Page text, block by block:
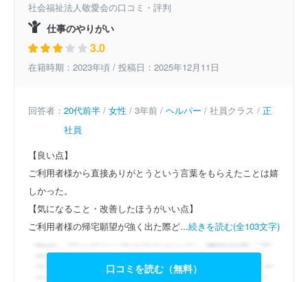
社会福祉法人敬愛会の口コミ・評判
仕事のやりがい
3.0
在籍時期：2023年頃 / 投稿日：2025年12月11日
回答者： 20代前半 / 女性 / 3年前 / ヘルパー / 社員クラス / 正
社員
【良い点】
ご利用者様から直接ありがとうという言葉をもらえたことは嬉
しかった。
【気になること・改善したほうがいい点】
ご利用者様の帰宅願望が強く出た際ど...続きを読む(全103文字)
口コミを読む（無料）